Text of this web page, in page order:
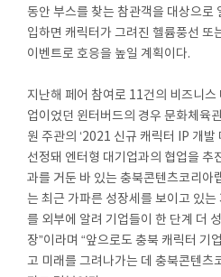
동안 부스를 찾는 참관객을 대상으로
입하면 캐릭터가 그려진 헬륨풍선 또
이벤트로 호응을 높일 계획이다.
지난해 페어 참여로 11건의 비즈니스
업이었던 윈터버드의 경우 문화체육
원 주관의 ‘2021 신규 캐릭터 IP 개발
선정돼 엔터형 대기업과의 협업을 추
과를 거둔 바 있는 충북콘텐츠코리아
는 최근 가파른 성장세를 보이고 있
를 외부에 알려 기업들이 한 단계 더
장”이라며 “앞으로도 충북 캐릭터 기
고 미래를 그려나가는 데 충북콘텐츠